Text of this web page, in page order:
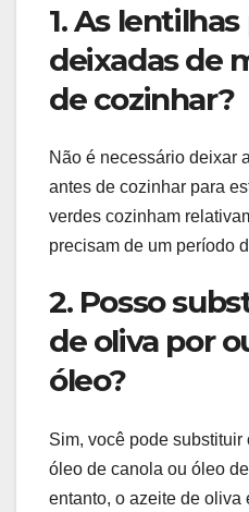
1. As
deixadas de
de cozinhar?
Não é necessário deixar
antes de cozinhar para
verdes cozinham
precisam de um período
2. Posso
de oliva por
óleo?
Sim, você pode
óleo de canola ou óleo
entanto, o azeite de oliva